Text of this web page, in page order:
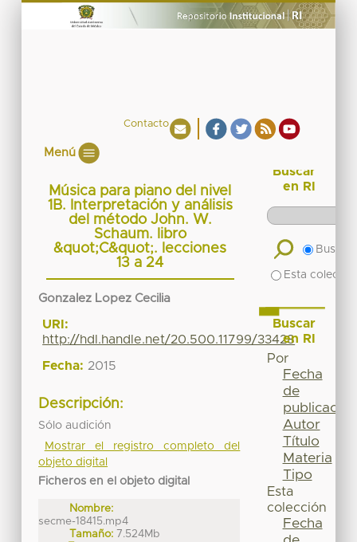
Contacto
Menú
Música para piano del nivel
1B. Interpretación y análisis
del método John. W.
Schaum. libro
&quot;C&quot;. lecciones
13 a 24
Gonzalez Lopez Cecilia
URI:
http://hdl.handle.net/20.500.11799/33428
Fecha: 2015
Descripción:
Sólo audición
Mostrar el registro completo del
objeto digital
Ficheros en el objeto digital
Nombre:
secme-18415.mp4
Tamaño: 7.524Mb
Buscar
en RI
Buscar
Esta
Buscar
en RI
Por
Fecha
de
publicación
Autor
Título
Materia
Tipo
Esta
colección
Fecha